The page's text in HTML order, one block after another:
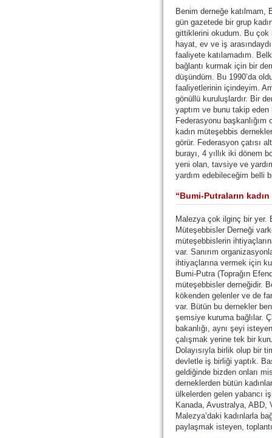
Benim derneğe katılmam,
gün gazetede bir grup
gittiklerini okudum. Bu
hayat, ev ve iş
faaliyete katılamadım.
bağlantı kurmak için bir
düşündüm. Bu 1990’da
faaliyetlerinin içindeyim.
gönüllü kuruluşlardır. Bir
yaptım ve bunu takip
Federasyonu
kadın müteşebbis
görür. Federasyon çatısı
burayı, 4 yıllık iki dönem
yeni olan, tavsiye ve
yardım edebileceğim belli
“Bumi-Putraların
Malezya çok ilginç bir yer.
Müteşebbisler Derneği
müteşebbislerin
var. Sanırım
ihtiyaçlarına vermek için
Bumi-Putra (Toprağın
müteşebbisler derneğidir.
kökenden gelenler ve de
var. Bütün bu dernekler
şemsiye kuruma bağlılar.
bakanlığı, aynı şeyi
çalışmak yerine tek bir
Dolayısıyla birlik olup bir
devletle iş birliği yaptık.
geldiğinde bizden onları
derneklerden bütün
ülkelerden gelen yabancı
Kanada, Avustralya, ABD,
Malezya’daki kadınlarla
paylaşmak isteyen,